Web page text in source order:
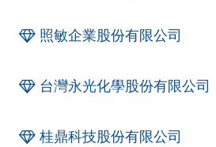
照敏企業股份有限公司
台灣永光化學股份有限公司
桂鼎科技股份有限公司